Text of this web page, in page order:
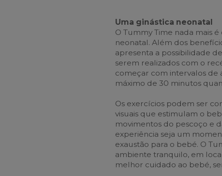
Uma ginástica neonatal
O Tummy Time nada mais
neonatal. Além dos
apresenta a possibilidade
serem realizados com o
começar com intervalos de
máximo de 30 minutos
Os exercícios podem ser
visuais que estimulam o
movimentos do pescoço e
experiência seja um
exaustão para o bebé. O
ambiente tranquilo, em
melhor cuidado ao bebé,